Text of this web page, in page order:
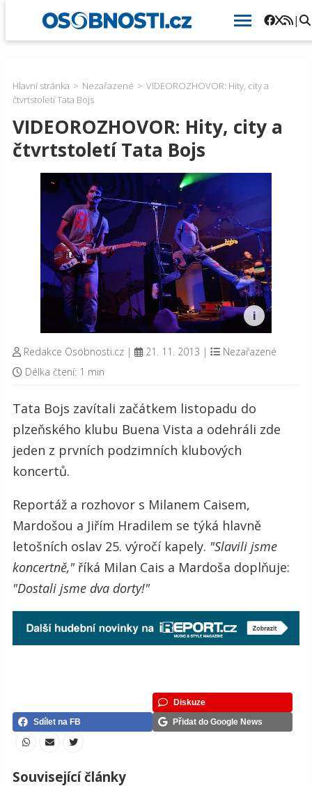
|
Hlavní stránka Nezařazené
VIDEOROZHOVOR: Hity, city a
čtvrtstoletí Tata Bojs
VIDEOROZHOVOR: Hity, city a
čtvrtstoletí Tata Bojs
Redakce Osobnosti.cz | 21. 11. 2013 |
Nezařazené
Délka čtení: 1 min
Tata Bojs zavítali začátkem listopadu do
plzeňského klubu Buena Vista a odehráli zde
jeden z prvních podzimních klubových
koncertů.
Reportáž a rozhovor s Milanem Caisem,
Mardošou a Jiřím Hradilem se týká hlavně
letošních oslav 25. výročí kapely. "Slavili jsme
koncertně,"říká Milan Cais a Mardoša doplňuje:
"Dostali jsme dva dorty!"
Diskuze
Sdílet na FB
Přidat do Google News
Související články